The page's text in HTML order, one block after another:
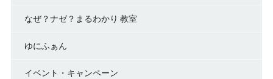
なぜ？ナゼ？まるわかり 教室
ゆにふぁん
イベント・キャンペーン